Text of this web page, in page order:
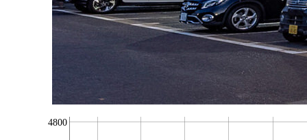
4800